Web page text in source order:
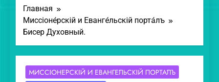
Главная
Миссіоне́рскій и Еванге́льскій порта́лъ
Бисер Духовный.
МИССІОНЕ́РСКІЙ И ЕВАНГЕ́ЛЬСКІЙ ПОРТА́ЛЪ